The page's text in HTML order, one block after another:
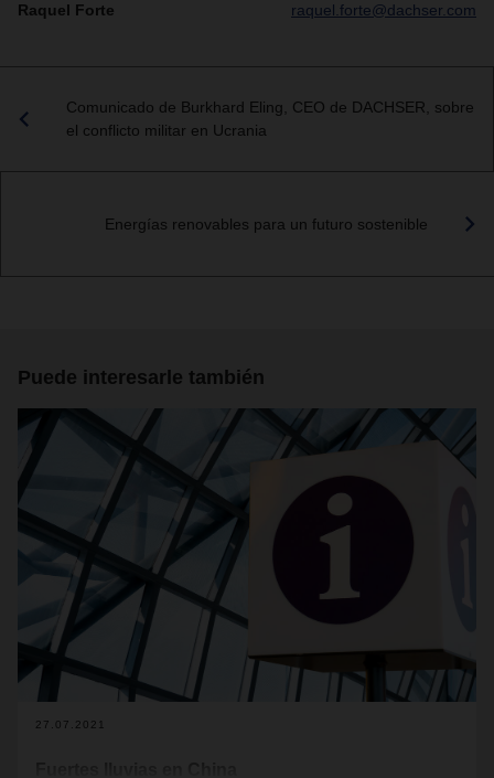
Raquel Forte raquel.forte@dachser.com
Comunicado de Burkhard Eling, CEO de DACHSER, sobre
el conflicto militar en Ucrania
Energías renovables para un futuro sostenible
Puede interesarle también
27.07.2021